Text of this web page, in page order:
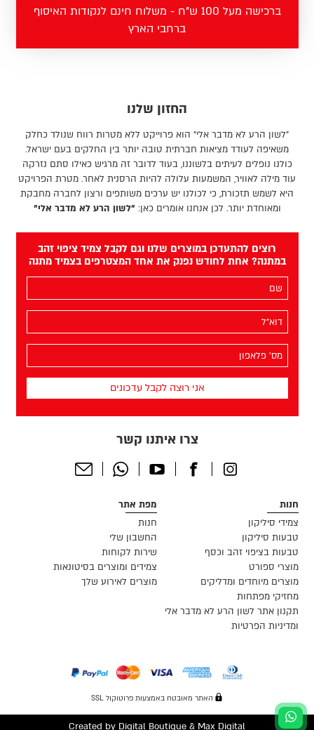
ברכישה מעל 100 ש"ח - משלוח חינם לנקודות האיסוף
ברחבי הארץ
החזון שלנו
"לשון הרע לא מדבר אלי" הוא פרוייקט ללא מטרות רווח שנולד כחלק
משאיפה לעודד מציאות חברתית טובה יותר בין החלקים בעם ישראל.
כולנו נופלים לעיתים בלשוננו, בעוד לדובר זה מרגיש כאילו סתם נזרקה
עוד מילה לאוויר, המשמעות עלולה להיות הרסנית לאחר. מטרת הפרויקט
היא לשמש תזכורת, כי לכולנו יש ערכים משותפים ורצון לחברה מחבקת
ומאוחדת יותר. לכן אנחנו אומרים כאן: "לשון הרע לא מדבר אלי"
רוצים להתעדכן במוצרים שלנו וגם לקבל צמיד ציפוי זהב
במתנה? אחת לחודש נפנק את אחד המצטרפים בצמיד מתנה
שלך
שלך
הפלאפון
צרו איתנו קשר
Instagram
Facebook
Youtube
Whatsapp
Send
חנות
צמידי סיליקון
טבעות סיליקון
טבעות בציפוי זהב וכסף
מוצרי ספורט
מוצרים מיוחדים ומדליקים
מחזיקי מפתחות
תקנון אתר לשון הרע לא מדבר אלי
ומדיניות הפרטיות
מפת אתר
חנות
החשבון שלי
שירות לקוחות
צמידים ומוצרים בסיטונאות
מוצרים לאירוע שלך
האתר מאובטח באמצעות פרוטוקול SSL
Created by Digital Boutique & Max Digital